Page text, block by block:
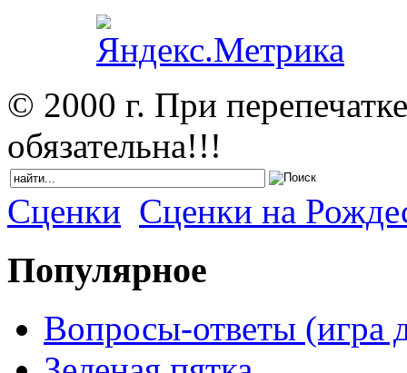
© 2000 г. При
обязательна!!!
Сценки Сценки на
Популярное
Вопросы-ответы (игра